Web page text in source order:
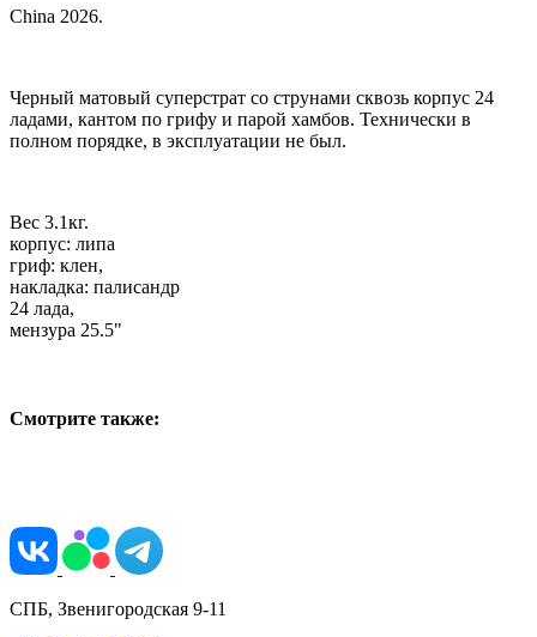
China 2026.
Черный матовый суперстрат со струнами сквозь корпус 24
ладами, кантом по грифу и парой хамбов. Технически в
полном порядке, в эксплуатации не был.
Вес 3.1кг.
корпус: липа
гриф: клен,
накладка: палисандр
24 лада,
мензура 25.5"
Смотрите также:
СПБ, Звенигородская 9-11